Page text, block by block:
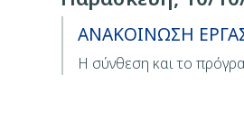
ΑΝΑΚΟΙΝΩΣΗ
Η σύνθεση και το